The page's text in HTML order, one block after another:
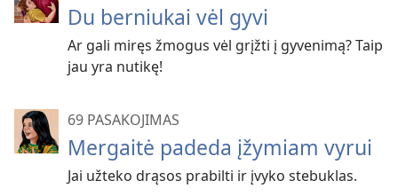
Du berniukai vėl gyvi
Ar gali miręs žmogus vėl grįžti į gyvenimą? Taip
jau yra nutikę!
69 PASAKOJIMAS
Mergaitė padeda įžymiam vyrui
Jai užteko drąsos prabilti ir įvyko stebuklas.